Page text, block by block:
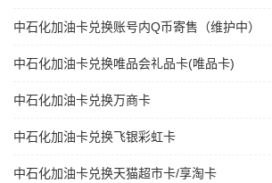
中石化加油卡兑换账号内Q币寄售（维护中）
中石化加油卡兑换唯品会礼品卡(唯品卡)
中石化加油卡兑换万商卡
中石化加油卡兑换飞银彩虹卡
中石化加油卡兑换天猫超市卡/享淘卡